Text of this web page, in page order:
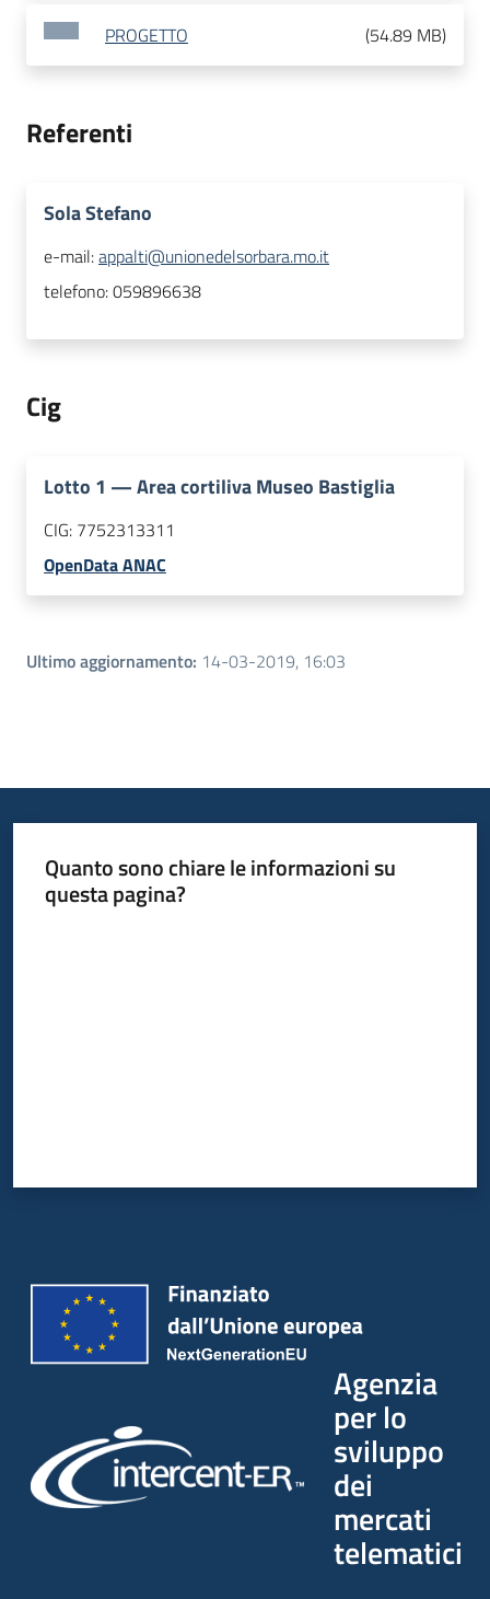
PROGETTO (54.89 MB)
Referenti
Sola Stefano
e-mail:appalti@unionedelsorbara.mo.it
telefono:059896638
Cig
Lotto 1 —Area cortiliva Museo Bastiglia
CIG: 7752313311
OpenData ANAC
Ultimo aggiornamento: 14-03-2019, 16:03
Quanto sono chiare le informazioni su
questa pagina?
Agenzia
per lo
sviluppo
dei
mercati
telematici